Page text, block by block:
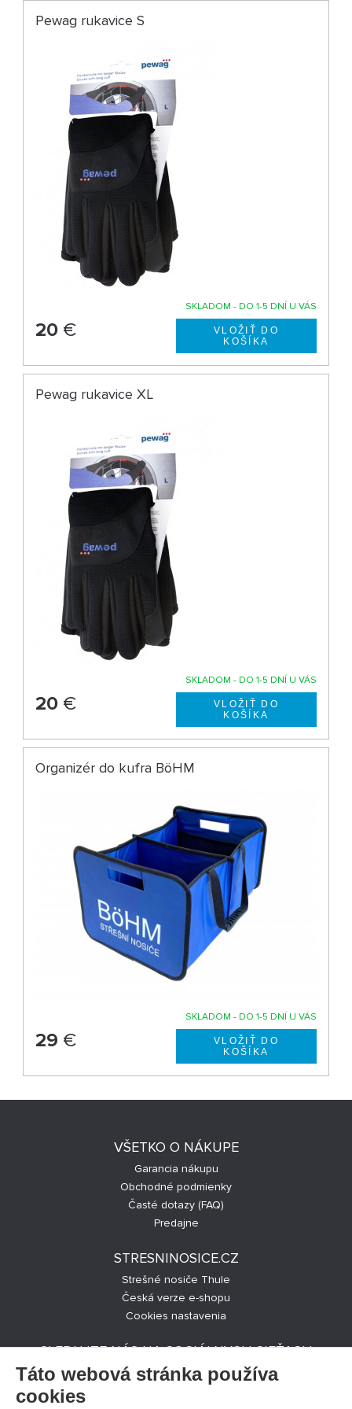
Pewag rukavice S
SKLADOM - DO 1-5 DNÍ U VÁS
20 €
Pewag rukavice XL
SKLADOM - DO 1-5 DNÍ U VÁS
20 €
Organizér do kufra BöHM
SKLADOM - DO 1-5 DNÍ U VÁS
29 €
VŠETKO O NÁKUPE
Garancia nákupu
Obchodné podmienky
Časté dotazy (FAQ)
Predajne
STRESNINOSICE.CZ
Strešné nosiče Thule
Česká verze e-shopu
Cookies nastavenia
SLEDUJTE NÁS NA SOCIÁLNYCH SIEŤACH
Táto webová stránka používa
cookies